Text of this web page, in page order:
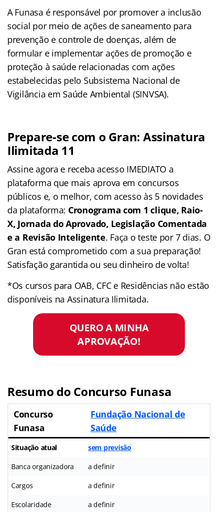
A Funasa é responsável por promover a inclusão
social por meio de ações de saneamento para
prevenção e controle de doenças, além de
formular e implementar ações de promoção e
proteção à saúde relacionadas com ações
estabelecidas pelo Subsistema Nacional de
Vigilância em Saúde Ambiental (SINVSA).
Prepare-se com o Gran: Assinatura
Ilimitada 11
Assine agora e receba acesso IMEDIATO a
plataforma que mais aprova em concursos
públicos e, o melhor, com acesso às 5 novidades
da plataforma: Cronograma com 1 clique, Raio-
X, Jornada do Aprovado, Legislação Comentada
e a Revisão Inteligente. Faça o teste por 7 dias. O
Gran está comprometido com a sua preparação!
Satisfação garantida ou seu dinheiro de volta!
*Os cursos para OAB, CFC e Residências não estão
disponíveis na Assinatura Ilimitada.
QUERO A MINHA
APROVAÇÃO!
Resumo do Concurso Funasa
Concurso
Funasa
Fundação Nacional de
Saúde
Situação atual sem previsão
Banca organizadora a definir
Cargos a definir
Escolaridade a definir